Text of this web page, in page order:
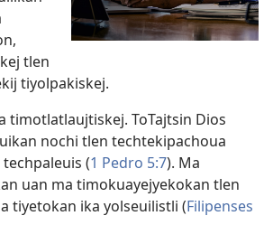
tlen
tiyolpakiskej.
timotlatlaujtiskej. ToTajtsin Dios
nochi tlen techtekipachoua
(1 Pedro 5:7). Ma
uan ma timokuayejyekokan tlen
tiyetokan ika yolseuilistli (Filipenses